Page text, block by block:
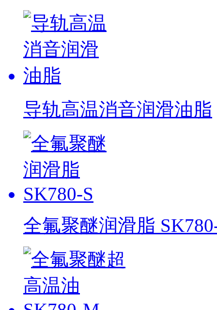
导轨高温消音润滑油脂
全氟聚醚润滑脂